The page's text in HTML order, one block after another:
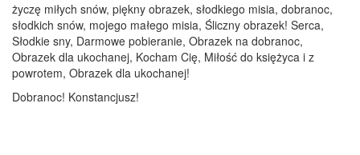
życzę miłych snów, piękny obrazek, słodkiego misia, dobranoc,
słodkich snów, mojego małego misia, Śliczny obrazek! Serca,
Słodkie sny, Darmowe pobieranie, Obrazek na dobranoc,
Obrazek dla ukochanej, Kocham Cię, Miłość do księżyca i z
powrotem, Obrazek dla ukochanej!
Dobranoc! Konstancjusz!